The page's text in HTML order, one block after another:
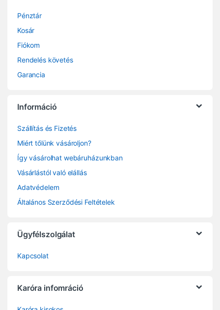
Pénztár
Kosár
Fiókom
Rendelés követés
Garancia
Információ
Szállítás és Fizetés
Miért tőlünk vásároljon?
Így vásárolhat webáruházunkban
Vásárlástól való elállás
Adatvédelem
Általános Szerződési Feltételek
Ügyfélszolgálat
Kapcsolat
Karóra infomráció